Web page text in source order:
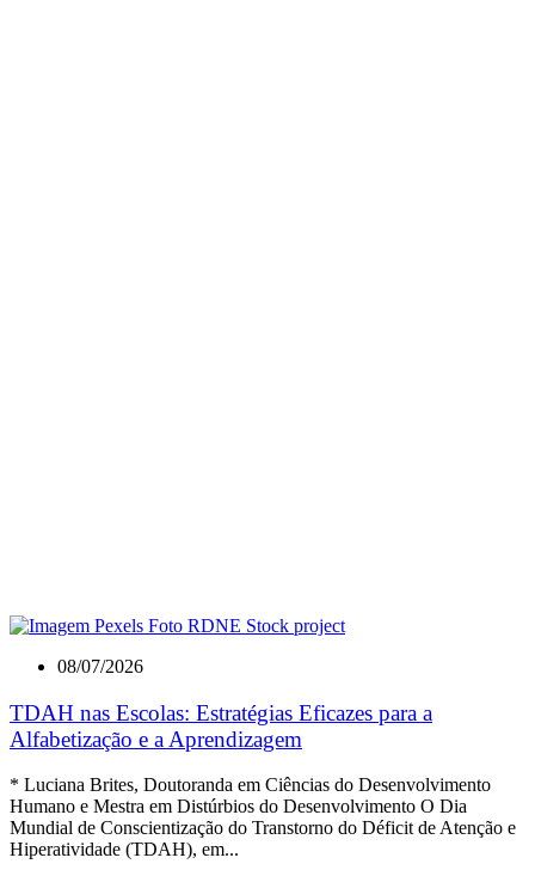
08/07/2026
TDAH nas Escolas: Estratégias Eficazes para a
Alfabetização e a Aprendizagem
* Luciana Brites, Doutoranda em Ciências do Desenvolvimento
Humano e Mestra em Distúrbios do Desenvolvimento O Dia
Mundial de Conscientização do Transtorno do Déficit de Atenção e
Hiperatividade (TDAH), em...